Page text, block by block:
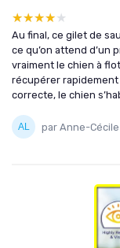
★★★★★
★★★★★
Au final, ce gilet de
ce qu’on attend d’un
vraiment le chien à
récupérer rapidement
correcte, le chien
par Anne-